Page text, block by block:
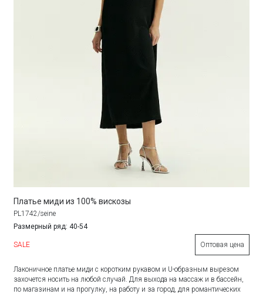
Платье миди из 100% вискозы
PL1742/seine
Размерный ряд: 40-54
SALE Оптовая цена
Лаконичное платье миди с коротким рукавом и U-образным вырезом
захочется носить на любой случай. Для выхода на массаж и в бассейн,
по магазинам и на прогулку, на работу и за город, для романтических